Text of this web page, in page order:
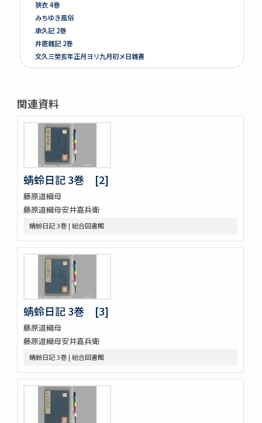
狹衣 4巻
みちゆき風俗
承久記 2巻
井底雜記 2巻
文久三癸亥年正月ヨリ九月初メ日雜書
遍照發揮性靈集 10巻
天地萬物造化論
新刻増校切用正音郷談雜字大全 2巻 (存1巻)
黍稷稲粱辧
松の落葉 (存4巻)
節用集 2巻
字鏡集 20巻
愚管鈔 7巻
尚書 13巻
懐風藻
六根清浄大祓 . 神道大意
ますかゝみ 17巻
信長記 15巻
建礼門院右京大夫家集 2巻
三國佛法傳通縁起 3巻
列子鬳齋口義 2巻
をみなへし 3巻
鴨長明方丈記之抄
楊子雲集 3巻坿傳1巻
長恨歌 1巻坿傳1巻琵琶行1巻野馬臺詩1巻
一宮巡詣記抜粹 2巻 (存1巻)
花街漫録 2巻
北女閭起原 3巻
関連資料
蜻蛉日記 3巻 [2]
藤原道綱母
藤原道綱母安井嘉兵衛
蜻蛉日記 3巻 | 総合図書館
蜻蛉日記 3巻 [3]
藤原道綱母
藤原道綱母安井嘉兵衛
蜻蛉日記 3巻 | 総合図書館